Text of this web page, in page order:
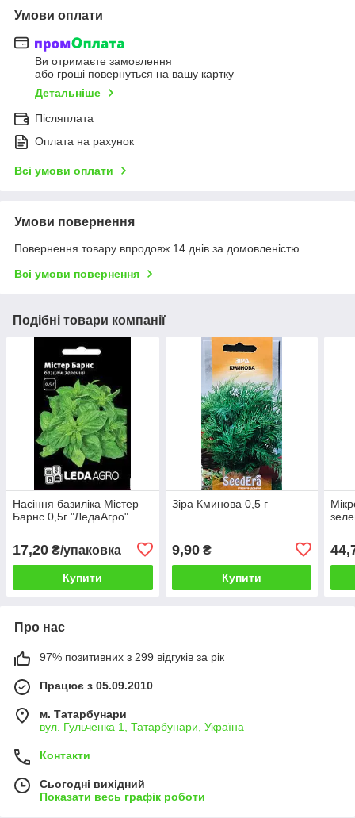
Умови оплати
Ви отримаєте замовлення
або гроші повернуться на вашу картку
Детальніше
Післяплата
Оплата на рахунок
Всі умови оплати
Умови повернення
Повернення товару впродовж 14 днів за домовленістю
Всі умови повернення
Подібні товари компанії
Насіння базиліка Містер
Барнс 0,5г "ЛедаАгро"
17,20 ₴/упаковка
Купити
Зіра Кминова 0,5 г
9,90₴
Купити
Про нас
97% позитивних з 299 відгуків за рік
Працює з 05.09.2010
м. Татарбунари
вул. Гульченка 1, Татарбунари, Україна
Контакти
Сьогодні вихідний
Показати весь графік роботи